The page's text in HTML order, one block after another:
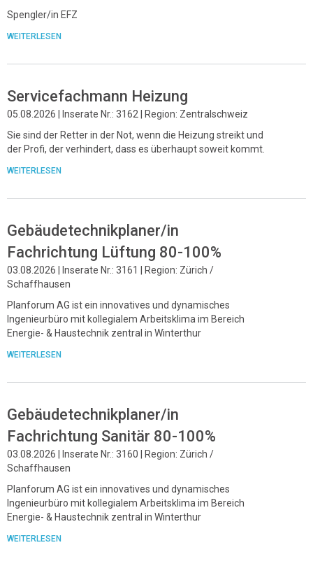
Spengler/in EFZ
WEITERLESEN
Servicefachmann Heizung
05.08.2026 | Inserate Nr.: 3162 | Region: Zentralschweiz
Sie sind der Retter in der Not, wenn die Heizung streikt und
der Profi, der verhindert, dass es überhaupt soweit kommt.
WEITERLESEN
Gebäudetechnikplaner/in
Fachrichtung Lüftung 80-100%
03.08.2026 | Inserate Nr.: 3161 | Region: Zürich /
Schaffhausen
Planforum AG ist ein innovatives und dynamisches
Ingenieurbüro mit kollegialem Arbeitsklima im Bereich
Energie- & Haustechnik zentral in Winterthur
WEITERLESEN
Gebäudetechnikplaner/in
Fachrichtung Sanitär 80-100%
03.08.2026 | Inserate Nr.: 3160 | Region: Zürich /
Schaffhausen
Planforum AG ist ein innovatives und dynamisches
Ingenieurbüro mit kollegialem Arbeitsklima im Bereich
Energie- & Haustechnik zentral in Winterthur
WEITERLESEN